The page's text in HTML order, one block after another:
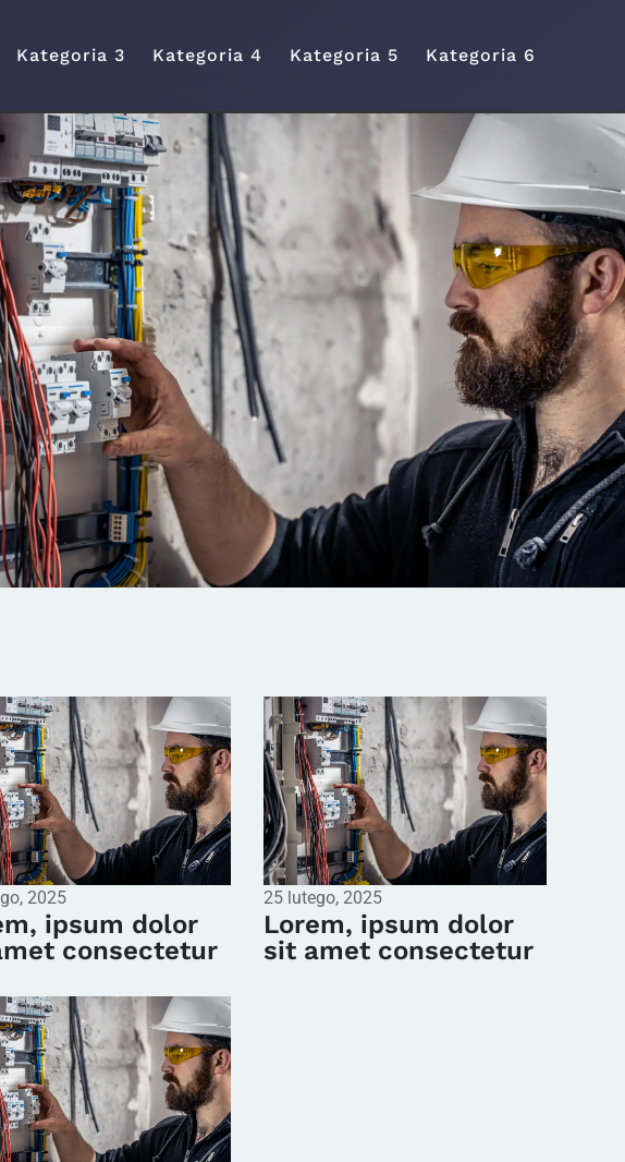
Kategoria 3 Kategoria 4 Kategoria 5 Kategoria 6
2025
ipsum dolor
consectetur
25 lutego, 2025
Lorem, ipsum dolor
sit amet consectetur